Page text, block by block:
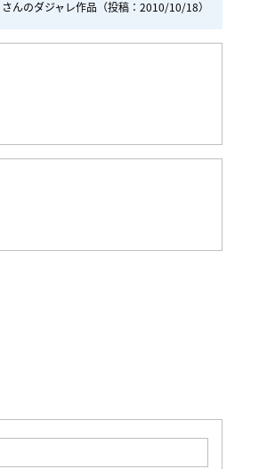
さんのダジャレ作品 （投稿：2010/10/18）